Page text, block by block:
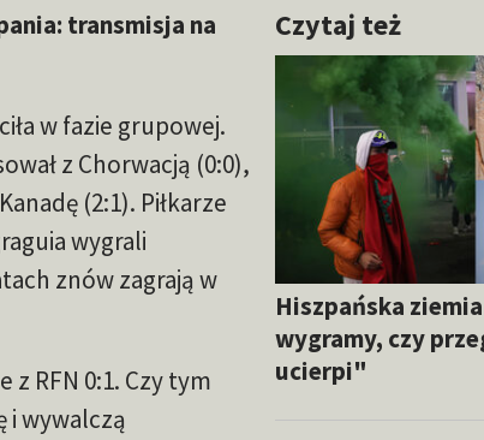
Czytaj też
Hiszpańska
wygramy, czy
ucierpi"
transmisja na
w fazie grupowej.
z Chorwacją (0:0),
(2:1). Piłkarze
wygrali
znów zagrają w
z RFN 0:1. Czy tym
i wywalczą